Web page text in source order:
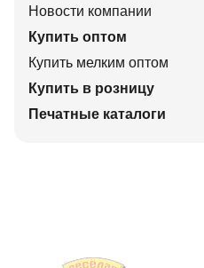
Новости компании
Купить оптом
Купить мелким оптом
Купить в розницу
Печатные каталоги